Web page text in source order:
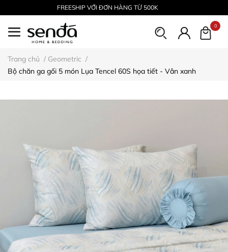
FREESHIP VỚI ĐƠN HÀNG TỪ 500K
0
Trang chủ / Geometric /
Bộ chăn ga gối 5 món Lụa Tencel 60S họa tiết - Vân xanh